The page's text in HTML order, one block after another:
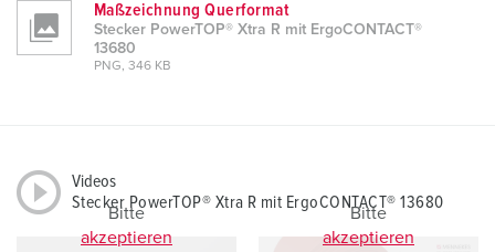
Maßzeichnung Querformat
Stecker PowerTOP® Xtra R mit ErgoCONTACT®
13680
PNG, 346 KB
Videos
Stecker PowerTOP® Xtra R mit ErgoCONTACT® 13680
Bitte
akzeptieren
Bitte
akzeptieren